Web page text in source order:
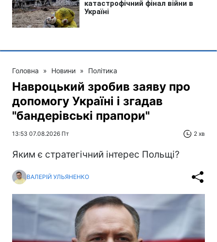
Головна » Новини » Політика
Навроцький зробив заяву про
допомогу Україні і згадав
"бандерівські прапори"
13:53 07.08.2026 Пт 2 хв
Яким є стратегічний інтерес Польщі?
ВАЛЕРІЙ УЛЬЯНЕНКО